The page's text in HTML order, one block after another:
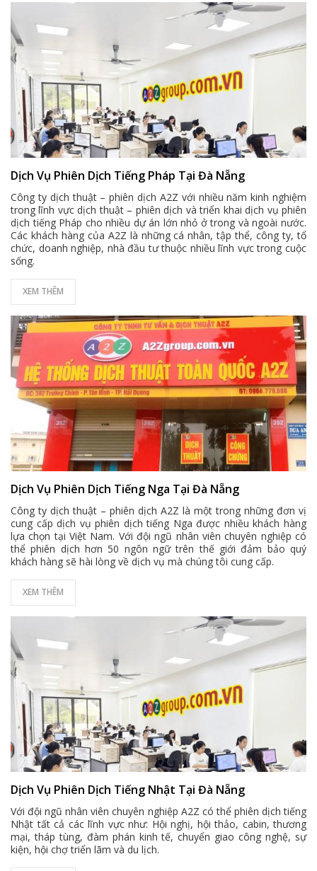
Dịch Vụ Phiên Dịch Tiếng Pháp Tại Đà Nẵng
Công ty dịch thuật – phiên dịch A2Z với nhiều năm kinh nghiệm
trong lĩnh vực dịch thuật – phiên dịch và triển khai dịch vụ phiên
dịch tiếng Pháp cho nhiều dự án lớn nhỏ ở trong và ngoài nước.
Các khách hàng của A2Z là những cá nhân, tập thể, công ty, tổ
chức, doanh nghiệp, nhà đầu tư thuộc nhiều lĩnh vực trong cuộc
sống.
XEM THÊM
Dịch Vụ Phiên Dịch Tiếng Nga Tại Đà Nẵng
Công ty dịch thuật – phiên dịch A2Z là một trong những đơn vị
cung cấp dịch vụ phiên dịch tiếng Nga được nhiều khách hàng
lựa chọn tại Việt Nam. Với đội ngũ nhân viên chuyên nghiệp có
thể phiên dịch hơn 50 ngôn ngữ trên thế giới đảm bảo quý
khách hàng sẽ hài lòng về dịch vụ mà chúng tôi cung cấp.
XEM THÊM
Dịch Vụ Phiên Dịch Tiếng Nhật Tại Đà Nẵng
Với đội ngũ nhân viên chuyên nghiệp A2Z có thể phiên dịch tiếng
Nhật tất cả các lĩnh vực như: Hội nghị, hội thảo, cabin, thương
mại, tháp tùng, đàm phán kinh tế, chuyển giao công nghệ, sự
kiện, hội chợ triển lãm và du lịch.